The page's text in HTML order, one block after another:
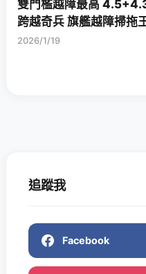
雙門檻越障最高
跨越奇兵 旗艦越障掃拖
2026/1/19
追蹤我
Facebook